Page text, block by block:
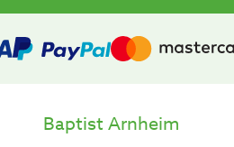
Baptist Arnheim